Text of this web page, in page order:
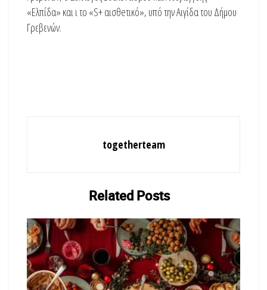
«Ελπίδα» και ι το «S+ αισθeτικό», υπό την Αιγίδα του Δήμου
Γρεβενών.
togetherteam
RelatedPosts